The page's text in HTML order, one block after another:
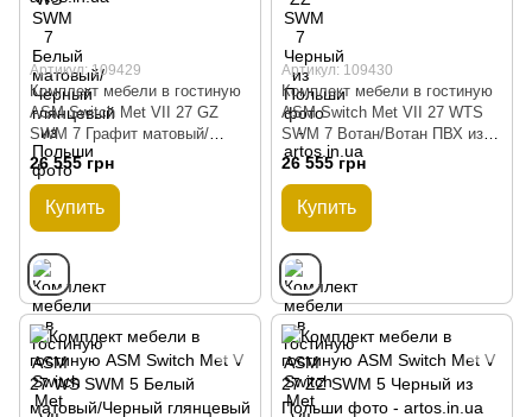
Артикул: 109429
Комплект мебели в гостиную
ASM Switch Met VII 27 GZ
SWM 7 Графит матовый/
Гафит глянцевый ПВХ из
Польши
26 555 грн
Купить
Артикул: 109430
Комплект мебели в гостиную
ASM Switch Met VII 27 WTS
SWM 7 Вотан/Вотан ПВХ из
Польши
26 555 грн
Купить